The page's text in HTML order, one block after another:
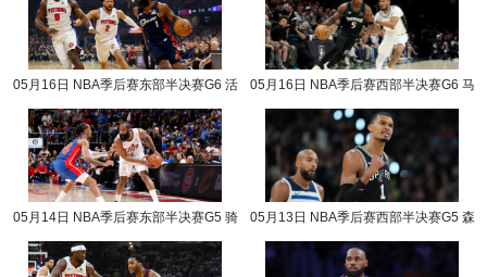
05月16日 NBA季后赛东部半决赛G6 活
05月16日 NBA季后赛西部半决赛G6 马
05月14日 NBA季后赛东部半决赛G5 骑
05月13日 NBA季后赛西部半决赛G5 森